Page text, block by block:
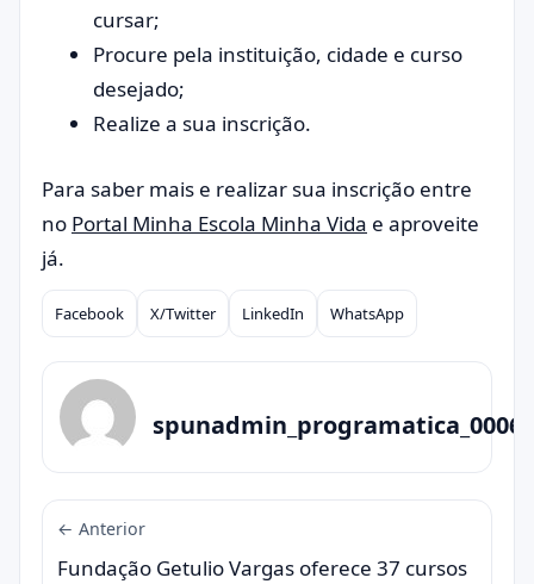
cursar;
Procure pela instituição, cidade e curso
desejado;
Realize a sua inscrição.
Para saber mais e realizar sua inscrição entre
no Portal Minha Escola Minha Vida e aproveite
já.
Compartilhar
Facebook X/Twitter LinkedIn WhatsApp
spunadmin_programatica_0006
← Anterior
Fundação Getulio Vargas oferece 37 cursos